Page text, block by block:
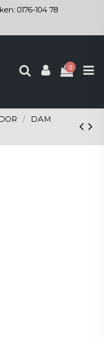
0176-104 78
0
DAM